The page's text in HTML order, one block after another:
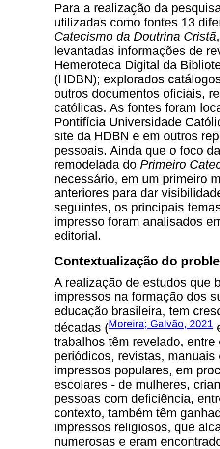
Para a realização da
utilizadas como fontes 13
Catecismo da Doutrina Cristã
levantadas informações de
Hemeroteca Digital da
(HDBN); explorados
outros documentos oficiais,
católicas. As fontes foram
Pontifícia Universidade
site da HDBN e em outros
pessoais. Ainda que o foco
remodelada do Primeiro
necessário, em um primeiro
anteriores para dar
seguintes, os principais
impresso foram analisados
editorial.
Contextualização do
A realização de estudos que
impressos na formação dos
educação brasileira, tem
décadas (Moreira; Galvão, 2021
trabalhos têm revelado,
periódicos, revistas,
impressos populares, em
escolares - de mulheres,
pessoas com deficiência,
contexto, também têm
impressos religiosos, que
numerosas e eram